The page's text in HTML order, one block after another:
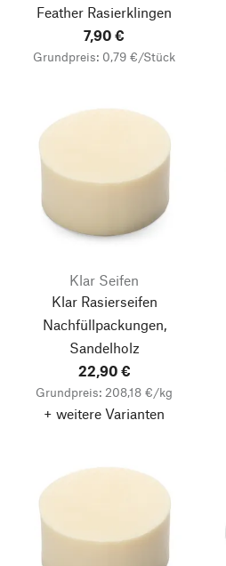
Feather Rasierklingen
7,90 €
Grundpreis: 0,79 €/Stück
Klar Seifen
Klar Rasierseifen
Nachfüllpackungen,
Sandelholz
22,90 €
Grundpreis: 208,18 €/kg
+ weitere Varianten